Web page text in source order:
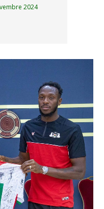
2024